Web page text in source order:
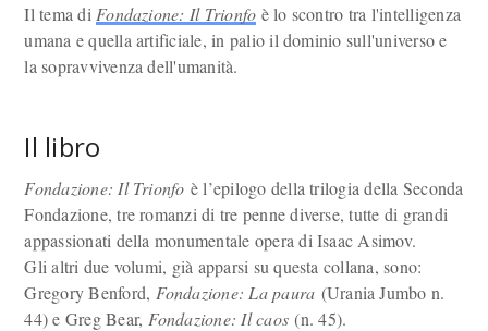
Il tema di Fondazione: Il Trionfo è lo scontro tra l'intelligenza
umana e quella artificiale, in palio il dominio sull'universo e
la sopravvivenza dell'umanità.
Il libro
Fondazione: Il Trionfo è l’epilogo della trilogia della Seconda
Fondazione, tre romanzi di tre penne diverse, tutte di grandi
appassionati della monumentale opera di Isaac Asimov.
Gli altri due volumi, già apparsi su questa collana, sono:
Gregory Benford, Fondazione: La paura (Urania Jumbo n.
44) e Greg Bear, Fondazione: Il caos (n. 45).